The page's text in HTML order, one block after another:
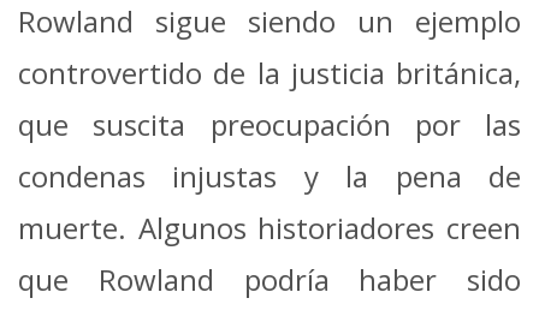
Rowland sigue siendo un ejemplo
controvertido de la justicia británica,
que suscita preocupación por las
condenas injustas y la pena de
muerte. Algunos historiadores creen
que Rowland podría haber sido